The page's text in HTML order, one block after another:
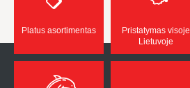
Platus asortimentas
Pristatymas visoje
Lietuvoje